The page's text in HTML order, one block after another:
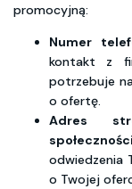
promocyjną:
Numer
kontakt z
potrzebuje
o ofertę.
Adres
odwiedzenia
o Twojej